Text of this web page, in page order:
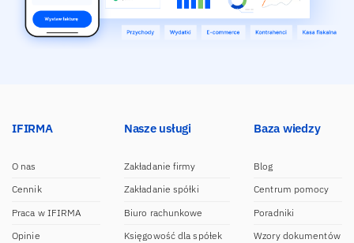
IFIRMA
O nas
Cennik
Praca w IFIRMA
Opinie
Nasze usługi
Zakładanie firmy
Zakładanie spółki
Biuro rachunkowe
Księgowość dla spółek
Baza wiedzy
Blog
Centrum pomocy
Poradniki
Wzory dokumentów